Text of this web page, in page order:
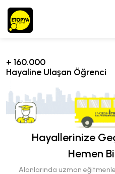
+ 160.000
Hayaline Ulaşan Öğrenci
Hayallerinize
Hemen
Alanlarında uzman